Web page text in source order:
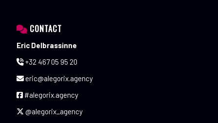
CONTACT
Eric Delbrassinne
+32 467 05 95 20
eric@alegorix.agency
#alegorix.agency
@alegorix_agency